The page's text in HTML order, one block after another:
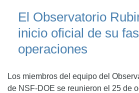
El Observatorio
inicio oficial de su
operaciones
Los miembros del equipo del
de NSF-DOE se reunieron el 25 de